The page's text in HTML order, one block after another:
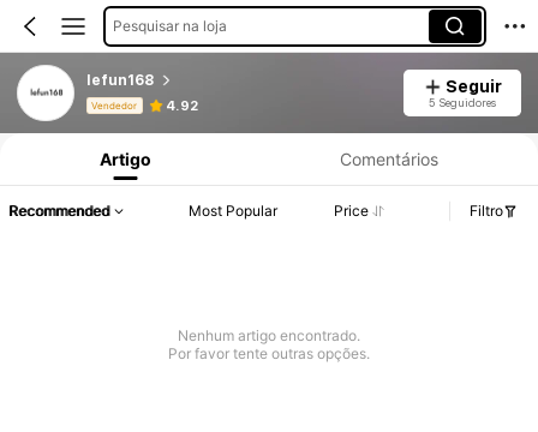
Pesquisar na loja
lefun168
Vendedor 4.92
Seguir
5 Seguidores
Informações do Produto: Divulgação de Preço, Vendas e Detalhes de Stock.
Artigo Comentários
Recommended Most Popular Price Filtro
Nenhum artigo encontrado.
Por favor tente outras opções.